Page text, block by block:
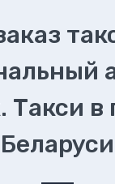
Такси в
Беларуси